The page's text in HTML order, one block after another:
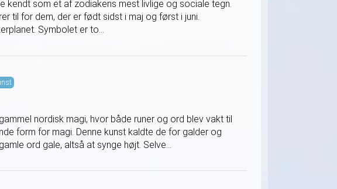
kendt som et af zodiakens mest livlige og sociale tegn.
til for dem, der er født sidst i maj og først i juni.
Symbolet er to...
nordisk magi, hvor både runer og ord blev vakt til
form for magi. Denne kunst kaldte de for galder og
ord gale, altså at synge højt. Selve...